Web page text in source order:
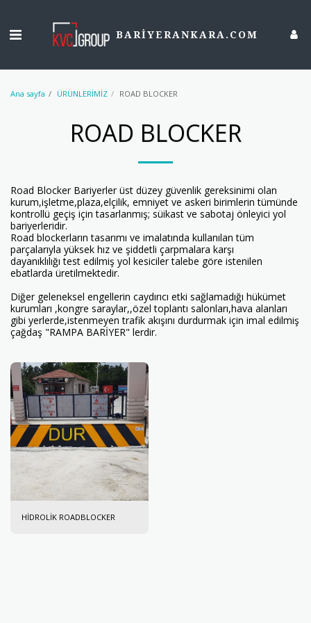
BARİYERANKARA.COM
Ana sayfa ÜRÜNLERİMİZ ROAD BLOCKER
ROAD BLOCKER
Road Blocker Bariyerler üst düzey güvenlik gereksinimi olan
kurum,işletme,plaza,elçilik, emniyet ve askeri birimlerin tümünde
kontrollü geçiş için tasarlanmış; süikast ve sabotaj önleyici yol
bariyerleridir.
Road blockerların tasarımı ve imalatında kullanılan tüm
parçalarıyla yüksek hız ve şiddetli çarpmalara karşı
dayanıklılığı test edilmiş yol kesiciler talebe göre istenilen
ebatlarda üretilmektedir.
Diğer geleneksel engellerin caydırıcı etki sağlamadığı hükümet
kurumları ,kongre saraylar,,özel toplantı salonları,hava alanları
gibi yerlerde,istenmeyen trafik akışını durdurmak için imal edilmiş
çağdaş "RAMPA BARİYER" lerdir.
HİDROLİK ROADBLOCKER